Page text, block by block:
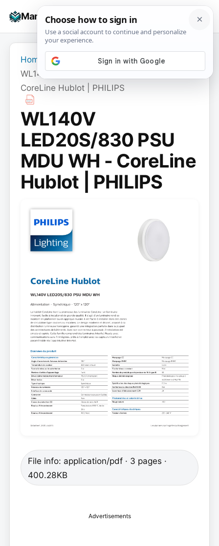
Manuals+
☰
Home
WL140V LED20S/830 PSU MDU WH -
CoreLine Hublot | PHILIPS
WL140V
LED20S/830 PSU
MDU WH - CoreLine
Hublot | PHILIPS
File info: application/pdf · 3 pages ·
400.28KB
Advertisements